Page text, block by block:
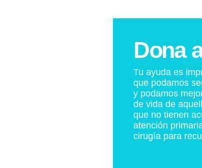
Dona
Tu ayuda es
que podamos
y podamos
de vida de
que no tienen
atención
cirugía para